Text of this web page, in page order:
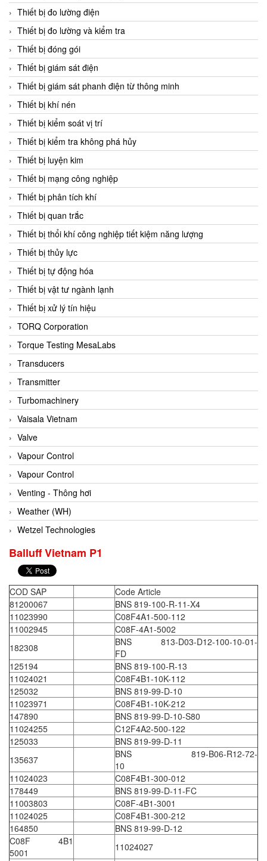
Chiyoda Seiki
Chiyoda-Tsusho
Chongqing Huaneng
Chromalox
ChuanYi
CIC
Clage
Clake Fololo
Clark Cooper
CMC Ventilazione
Coax Valves Inc
Codel
Cofimco
Coltraco
Comat Releco
Comax
COMETECH VietNam
COMFILE Technology
Conch
Conductix/ WAMPFLER
Contrec
Contrinex
Control Solution Minesota
Copeland
Cortem
Cosa Xentaur
Cosil
Coulton
Crouzet
Crowcon
Crutec Dust Zero Vietnam
Crydom
CRYSOUND
CS&P Technologies
CSC
CS-Instrument
cs-instruments
CTC
Cygnus
Cypet Vietnam
Daehan Sensor
Dandong Huayu
Danfoss
Datalogic Vietnam
Datexel
Thiết bị đo lường điện
Thiết bị đo lường và kiểm tra
Thiết bị đóng gói
Thiết bị giám sát điện
Thiết bị giám sát phanh điện từ thông minh
Thiết bị khí nén
Thiết bị kiểm soát vị trí
Thiết bị kiểm tra không phá hủy
Thiết bị luyện kim
Thiết bị mạng công nghiệp
Thiết bị phân tích khí
Thiết bị quan trắc
Thiết bị thổi khí công nghiệp tiết kiệm năng lượng
Thiết bị thủy lực
Thiết bị tự động hóa
Thiết bị vật tư ngành lạnh
Thiết bị xử lý tín hiệu
TORQ Corporation
Torque Testing MesaLabs
Transducers
Transmitter
Turbomachinery
Vaisala Vietnam
Valve
Vapour Control
Vapour Control
Venting - Thông hơi
Weather (WH)
Wetzel Technologies
Balluff Vietnam P1
COD SAP
Code Article
81200067
BNS 819-100-R-11-X4
11023990
C08F4A1-500-112
11002945
C08F-4A1-5002
182308
BNS 813-D03-D12-100-10-01-
FD
125194
BNS 819-100-R-13
11024021
C08F4B1-10K-112
125032
BNS 819-99-D-10
11023971
C08F4B1-10K-212
147890
BNS 819-99-D-10-S80
11024255
C12F4A2-500-122
125033
BNS 819-99-D-11
135637
BNS 819-B06-R12-72-
10
11024023
C08F4B1-300-012
178449
BNS 819-99-D-11-FC
11003803
C08F-4B1-3001
11024025
C08F4B1-300-212
164850
BNS 819-99-D-12
C08F 4B1
5001
11024027